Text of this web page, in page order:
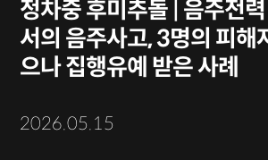
정차중 후미추돌 | 음주전력
서의 음주사고, 3명의 피해
으나 집행유예 받은 사례
2026.05.15